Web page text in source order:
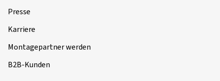
Presse
Karriere
Montagepartner werden
B2B-Kunden